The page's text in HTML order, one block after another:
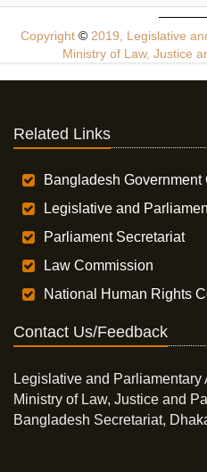
Copyright © 2019, Legislative
Ministry of Law, Justice
Related Links
Bangladesh Government
Legislative and
Parliament Secretariat
Law Commission
National Human Rights
Contact Us/Feedback
Legislative and Parliamentary
Ministry of Law, Justice and
Bangladesh Secretariat,